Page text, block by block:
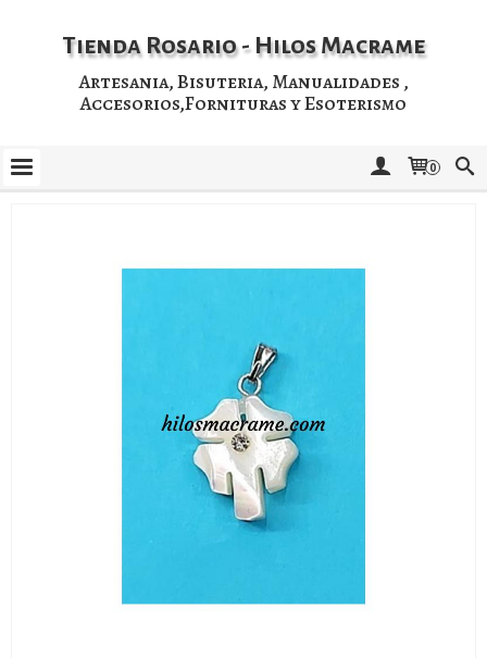
Tienda Rosario - Hilos Macrame
Artesania, Bisuteria, Manualidades ,
Accesorios,Fornituras y Esoterismo
0